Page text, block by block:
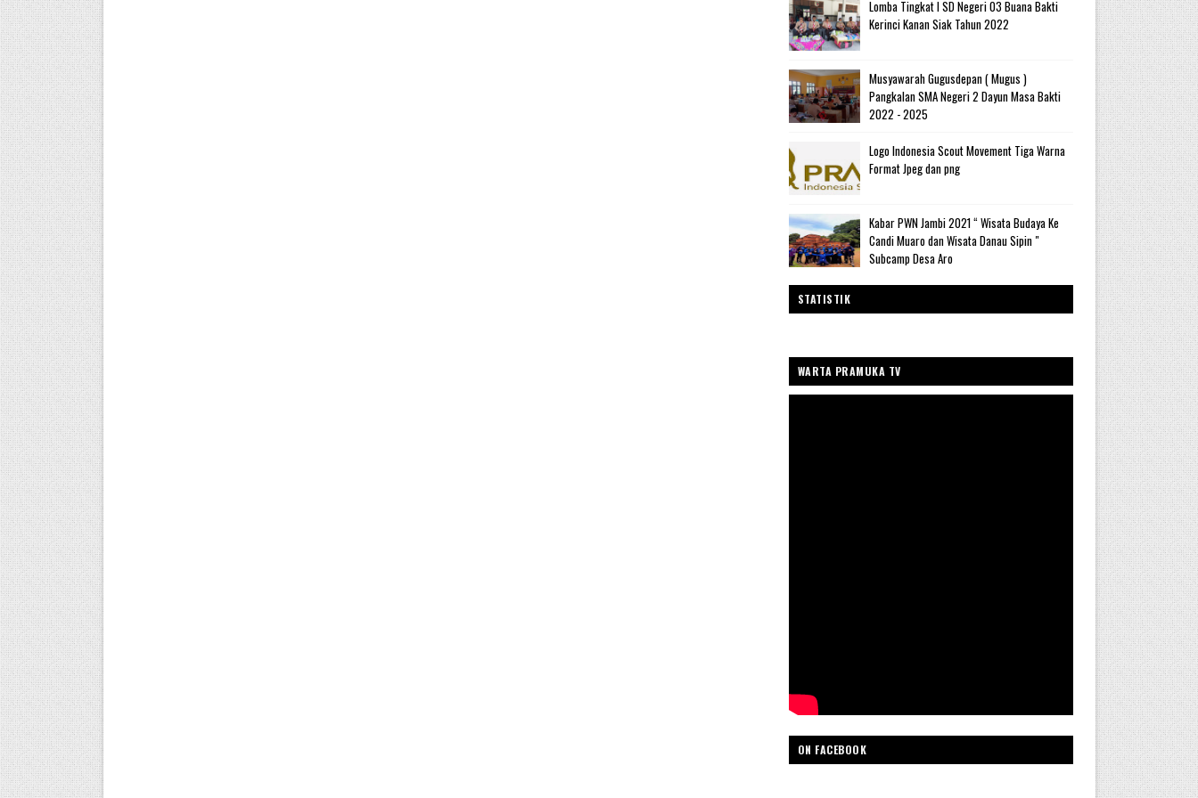
Lomba Tingkat I SD Negeri 03 Buana Bakti
Kerinci Kanan Siak Tahun 2022
Musyawarah Gugusdepan ( Mugus )
Pangkalan SMA Negeri 2 Dayun Masa Bakti
2022 - 2025
Logo Indonesia Scout Movement Tiga Warna
Format Jpeg dan png
Kabar PWN Jambi 2021 “ Wisata Budaya Ke
Candi Muaro dan Wisata Danau Sipin "
Subcamp Desa Aro
STATISTIK
WARTA PRAMUKA TV
ON FACEBOOK